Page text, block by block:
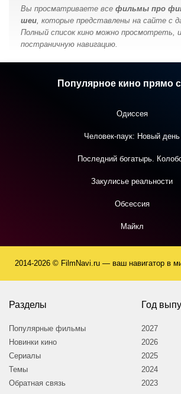
Вы просматриваете все фильмы про
шеи, которые представлены на сайте с
Полный список кино можно просмотреть,
постраничную навигацию.
Популярное кино прямо
Одиссея
Человек-паук: Новый день
Последний богатырь.
Закулисье реальности
Обсессия
Майкл
2014-2026 © FilmNavi.ru — ваш навигатор в
Разделы
Популярные фильмы
Новинки кино
Сериалы
Темы
Обратная связь
Год
2027
2026
2025
2024
2023